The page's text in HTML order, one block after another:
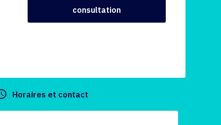
consultation
Horaires et contact